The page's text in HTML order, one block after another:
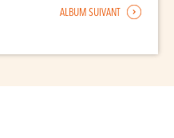
ALBUM SUIVANT